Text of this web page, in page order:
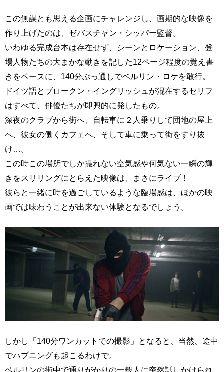
この無謀とも思える企画にチャレンジし、画期的な映像を
作り上げたのは、ゼバスチャン・シッパー監督。
いわゆる完成台本は存在せず、シーンとロケーション、登
場人物たちの大まかな動きを記した12ページ程度の覚え書
きをベースに、140分ぶっ通しでベルリン・ロケを敢行。
ドイツ語とブロークン・イングリッシュが混在するセリフ
はすべて、俳優たちが即興的に発したもの。
深夜のクラブから街へ、自転車に２人乗りして団地の屋上
へ、彼女の働くカフェへ、そして車に乗って街をすり抜
け…。
この時この場所でしか撮れない空気感や何気ない一瞬の輝
きをスリリングにとらえた映像は、まさにライブ！
彼らと一緒に時を過ごしているような臨場感は、ほかの映
画では味わうことが出来ない体験となるでしょう。
しかし「140分ワンカットでの撮影」となると、当然、途中
でハプニングも起こるわけで。
ベルリンの街中で通りがかりの一般人に突然話しかけられ